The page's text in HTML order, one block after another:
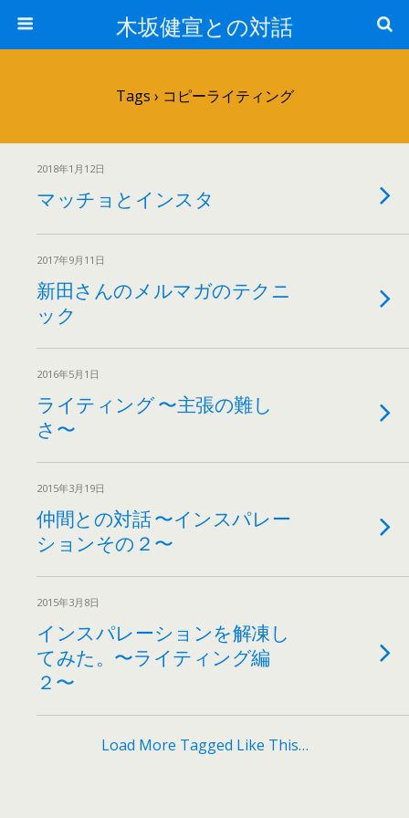
木坂健宣との対話
Tags › コピーライティング
2018年1月12日
マッチョとインスタ
2017年9月11日
新田さんのメルマガのテクニ
ック
2016年5月1日
ライティング 〜主張の難し
さ〜
2015年3月19日
仲間との対話 〜インスパレー
ションその２〜
2015年3月8日
インスパレーションを解凍し
てみた。〜ライティング編
２〜
Load More Tagged Like This…